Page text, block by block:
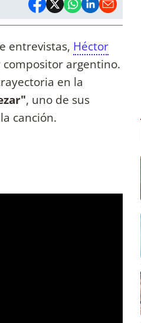
entrevistas, Héctor
argentino.
en la
, uno de sus
canción.